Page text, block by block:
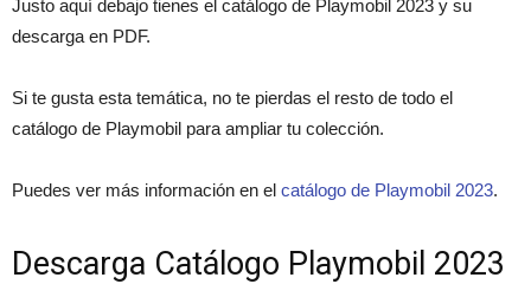
Justo aquí debajo tienes el catálogo de Playmobil 2023 y su
descarga en PDF.
Si te gusta esta temática, no te pierdas el resto de todo el
catálogo de Playmobil para ampliar tu colección.
Puedes ver más información en el catálogo de Playmobil 2023.
Descarga Catálogo Playmobil 2023